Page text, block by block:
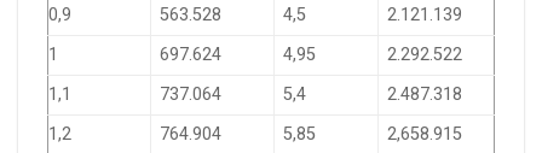
0,9
563.528 4,5
2.121.139
1
697.624 4,95
2.292.522
1,1
737.064 5,4
2.487.318
1,2
764.904 5,85
2,658.915